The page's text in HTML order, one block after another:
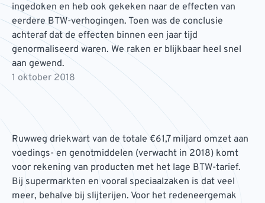
ingedoken en heb ook gekeken naar de effecten van
eerdere BTW-verhogingen. Toen was de conclusie
achteraf dat de effecten binnen een jaar tijd
genormaliseerd waren. We raken er blijkbaar heel snel
aan gewend.
1 oktober 2018
Ruwweg driekwart van de totale €61,7 miljard omzet aan
voedings- en genotmiddelen (verwacht in 2018) komt
voor rekening van producten met het lage BTW-tarief.
Bij supermarkten en vooral speciaalzaken is dat veel
meer, behalve bij slijterijen. Voor het redeneergemak